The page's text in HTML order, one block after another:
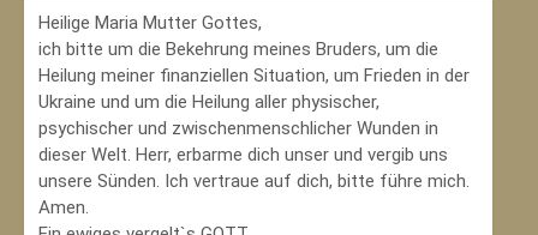
Heilige Maria Mutter Gottes,
ich bitte um die Bekehrung meines Bruders, um die
Heilung meiner finanziellen Situation, um Frieden in der
Ukraine und um die Heilung aller physischer,
psychischer und zwischenmenschlicher Wunden in
dieser Welt. Herr, erbarme dich unser und vergib uns
unsere Sünden. Ich vertraue auf dich, bitte führe mich.
Amen.